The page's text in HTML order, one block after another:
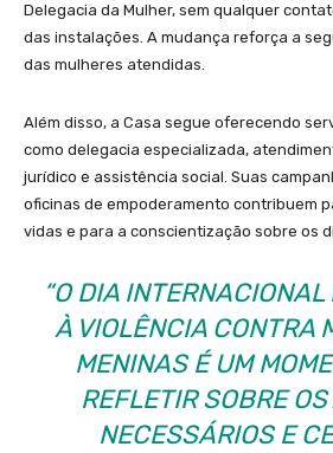
Delegacia da Mulher, sem qualquer
das instalações. A mudança reforça a
das mulheres atendidas.
Além disso, a Casa segue oferecendo
como delegacia especializada,
jurídico e assistência social. Suas
oficinas de empoderamento contribuem
vidas e para a conscientização sobre os
“O DIA
À VIOLÊNCIA CONTRA
MENINAS É UM
REFLETIR SOBRE
NECESSÁRIOS E